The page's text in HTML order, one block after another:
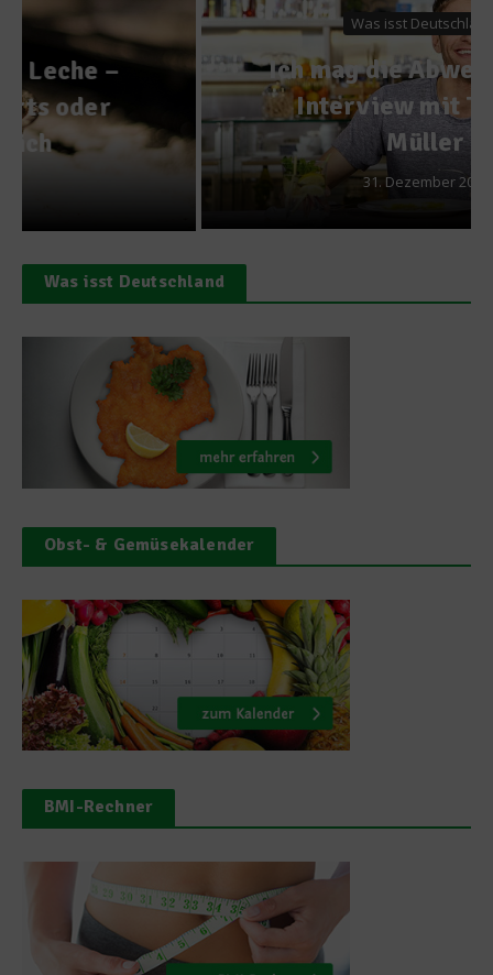
Was isst Deutschland?
Ich mag die Abwechslung –
Interview mit Thomas
Müller
31. Dezember 2014
Was isst Deutschland
Obst- & Gemüsekalender
BMI-Rechner